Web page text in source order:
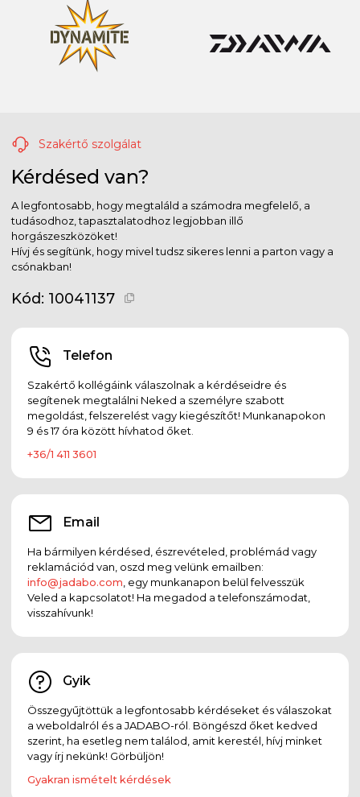
Szakértő szolgálat
Kérdésed van?
A legfontosabb, hogy megtaláld a számodra megfelelő, a
tudásodhoz, tapasztalatodhoz legjobban illő
horgászeszközöket!
Hívj és segítünk, hogy mivel tudsz sikeres lenni a parton vagy a
csónakban!
Kód: 10041137
Telefon
Szakértő kollégáink válaszolnak a kérdéseidre és
segítenek megtalálni Neked a személyre szabott
megoldást, felszerelést vagy kiegészítőt! Munkanapokon
9 és 17 óra között hívhatod őket.
+36/1 411 3601
Email
Ha bármilyen kérdésed, észrevételed, problémád vagy
reklamációd van, oszd meg velünk emailben:
info@jadabo.com , egy munkanapon belül felvesszük
Veled a kapcsolatot! Ha megadod a telefonszámodat,
visszahívunk!
Gyik
Összegyűjtöttük a legfontosabb kérdéseket és válaszokat
a weboldalról és a JADABO-ról. Böngészd őket kedved
szerint, ha esetleg nem találod, amit kerestél, hívj minket
vagy írj nekünk! Görbüljön!
Gyakran ismételt kérdések